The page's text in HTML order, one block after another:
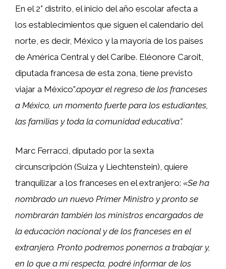
En el 2° distrito, el inicio del año escolar afecta a
los establecimientos que siguen el calendario del
norte, es decir, México y la mayoría de los países
de América Central y del Caribe. Eléonore Caroit,
diputada francesa de esta zona, tiene previsto
viajar a México”.apoyar el regreso de los franceses
a México, un momento fuerte para los estudiantes,
las familias y toda la comunidad educativa”.
Marc Ferracci, diputado por la sexta
circunscripción (Suiza y Liechtenstein), quiere
tranquilizar a los franceses en el extranjero: «Se ha
nombrado un nuevo Primer Ministro y pronto se
nombrarán también los ministros encargados de
la educación nacional y de los franceses en el
extranjero. Pronto podremos ponernos a trabajar y,
en lo que a mí respecta, podré informar de los